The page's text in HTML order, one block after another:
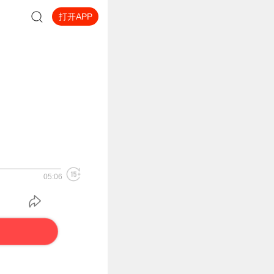
打开APP
05:06